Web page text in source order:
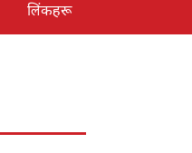
लिंकहरू